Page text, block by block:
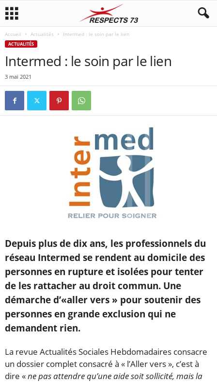
Accueil Actualités Intermed : le soin par le lien
ACTUALITÉS
Intermed : le soin par le lien
3 mai 2021
Depuis plus de dix ans, les professionnels du
réseau Intermed se rendent au domicile des
personnes en rupture et isolées pour tenter
de les rattacher au droit commun. Une
démarche d’«aller vers » pour soutenir des
personnes en grande exclusion qui ne
demandent rien.
La revue Actualités Sociales Hebdomadaires consacre
un dossier complet consacré à « l’Aller vers », c’est à
dire «ne pas attendre qu’une aide soit sollicité, mais la